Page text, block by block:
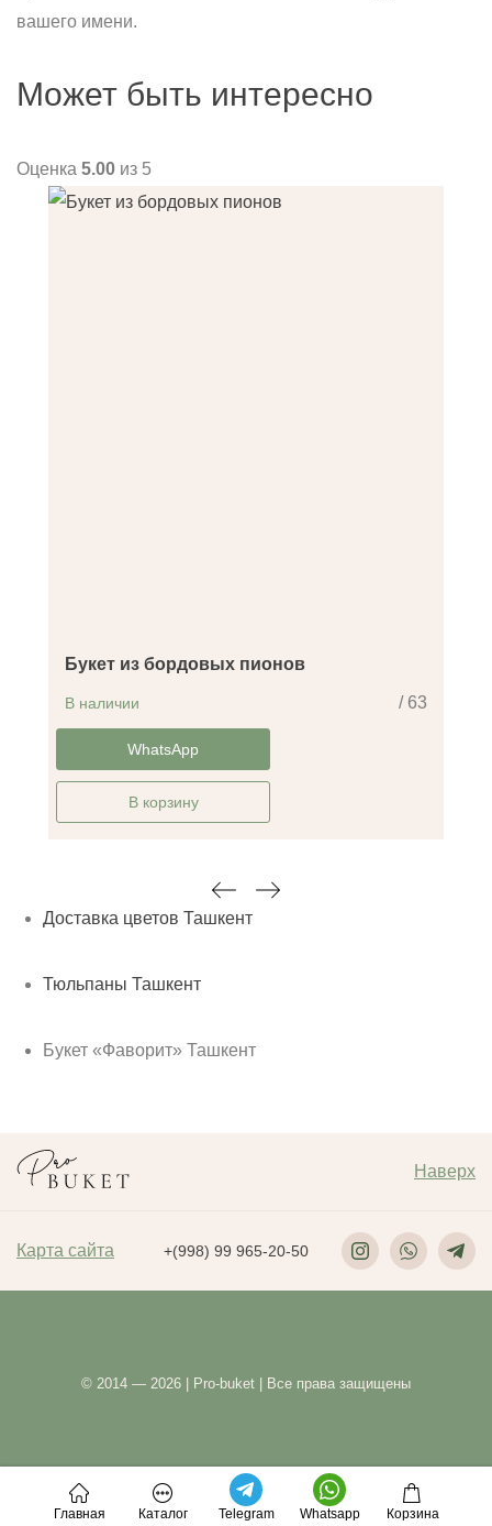
Главная Каталог Telegram Whatsapp Корзина
вашего имени.
Может быть интересно
Оценка 5.00 из 5
Букет из бордовых пионов
/ 63
В наличии
-30%WhatsApp
В корзину
Доставка цветов Ташкент
Тюльпаны Ташкент
Букет «Фаворит» Ташкент
Наверх
Карта сайта +(998) 99 965-20-50
© 2014 — 2026 | Pro-buket | Все права защищены